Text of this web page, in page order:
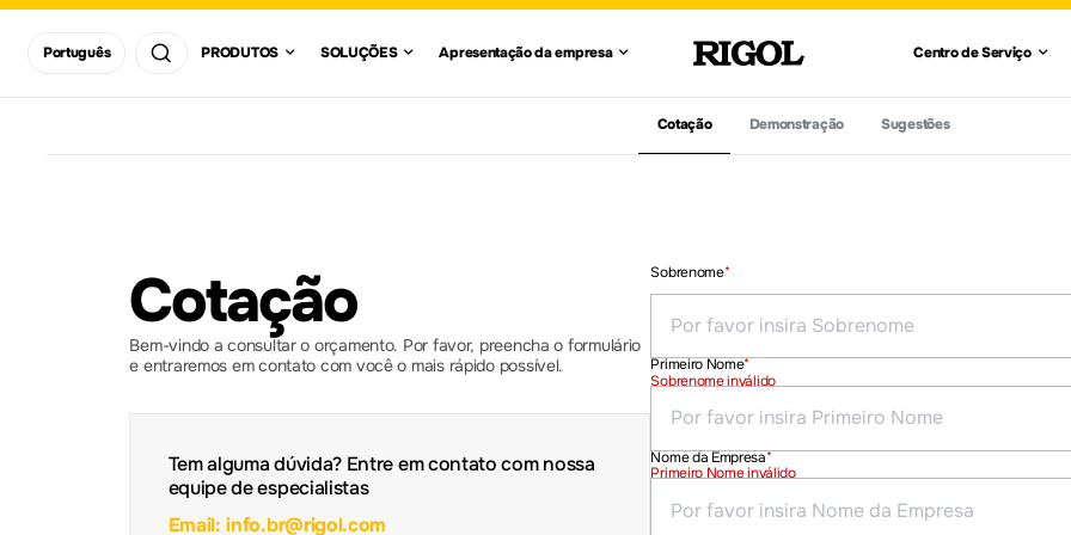
Português
Região / País
Asia
Americas
PRODUTOS
Geradores de Formas
de Onda
Aquisitores de Dados
SOLUÇÕES
SOLUÇÕES Ver Tudo
Eletrônica automotiva
Apresentação da empresa
Apresentação da empresa
Localização e instalações Consulta de
Centro de Serviço
Centro
Cotação Demonstração Sugestões
Cotação
Bem-vindo a consultar o orçamento. Por favor, preencha o formulário
e entraremos em contato com você o mais rápido possível.
Tem alguma dúvida? Entre em contato com nossa
equipe de especialistas
Email: info.br@rigol.com
Sobrenome*
Sobrenome inválido
Primeiro Nome*
Primeiro Nome inválido
Nome da Empresa*